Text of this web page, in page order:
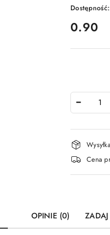
Dostępność:
cena:
0.90
i
Cena
OPINIE (0)